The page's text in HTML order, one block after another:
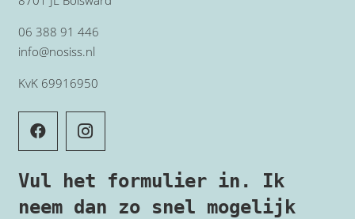
06 388 91 446
info@nosiss.nl
KvK 69916950
Vul het formulier in. Ik
neem dan zo snel mogelijk